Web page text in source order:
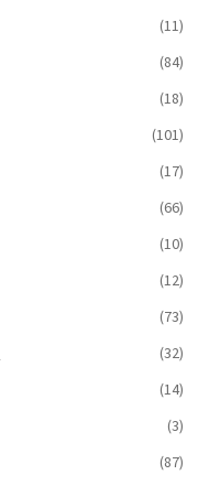
(11)
(84)
(18)
(101)
(17)
(66)
(10)
(12)
(73)
(32)
(14)
(3)
(87)